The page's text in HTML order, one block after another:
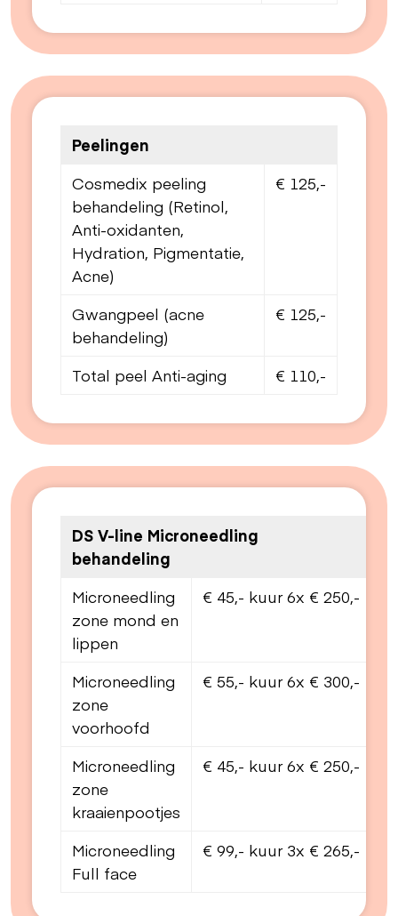
Peelingen
Cosmedix peeling
behandeling (Retinol,
Anti-oxidanten,
Hydration, Pigmentatie,
Acne)
€ 125,-
Gwangpeel (acne
behandeling)
€ 125,-
Total peel Anti-aging € 110,-
DS V-line Microneedling
behandeling
Microneedling
zone mond en
lippen
€ 45,- kuur 6x € 250,-
Microneedling
zone
voorhoofd
€ 55,- kuur 6x € 300,-
Microneedling
zone
kraaienpootjes
€ 45,- kuur 6x € 250,-
Microneedling
Full face
€ 99,- kuur 3x € 265,-